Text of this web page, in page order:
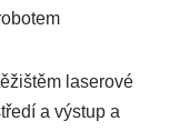
laserové
a výstup a